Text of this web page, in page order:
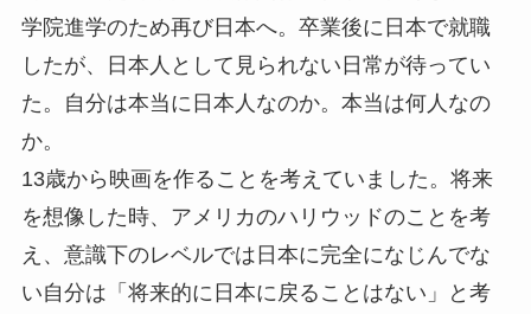
学院進学のため再び日本へ。卒業後に日本で就職
したが、日本人として見られない日常が待ってい
た。自分は本当に日本人なのか。本当は何人なの
か。
13歳から映画を作ることを考えていました。将来
を想像した時、アメリカのハリウッドのことを考
え、意識下のレベルでは日本に完全になじんでな
い自分は「将来的に日本に戻ることはない」と考